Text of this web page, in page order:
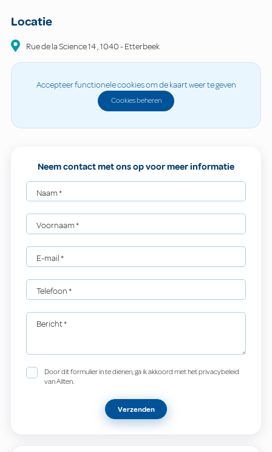
Locatie
Rue de la Science14,1040-Etterbeek
Accepteer functionele cookies om de kaart weer te geven
Cookies beheren
Neem contact met ons op voor meer informatie
Naam*
Voornaam*
E-mail*
Telefoon*
Bericht*
Door dit formulier in te dienen, ga ik akkoord met het privacybeleid
van Allten.
Verzenden